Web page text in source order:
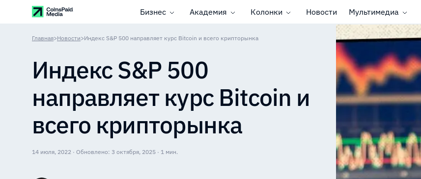
Бизнес Академия Колонки Новости Мультимедиа
Главная>Новости>Индекс S&P 500 направляет курс Bitcoin и всего крипторынка
Индекс S&P 500
направляет курс Bitcoin и
всего крипторынка
14 июля, 2022 · Обновлено: 3 октября, 2025 · 1 мин.